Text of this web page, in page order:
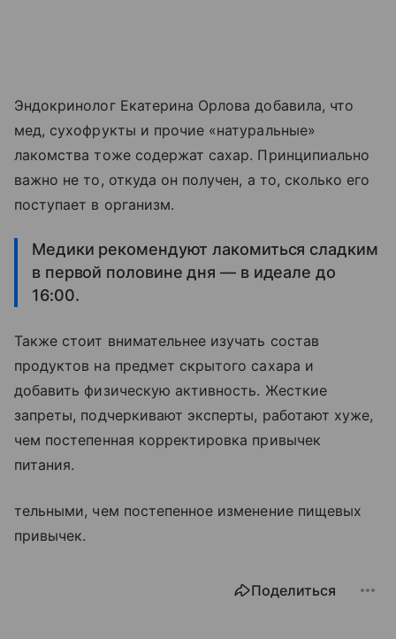
Эндокринолог Екатерина Орлова добавила, что
мед, сухофрукты и прочие «натуральные»
лакомства тоже содержат сахар. Принципиально
важно не то, откуда он получен, а то, сколько его
поступает в организм.
Медики рекомендуют лакомиться сладким
в первой половине дня — в идеале до
16:00.
Также стоит внимательнее изучать состав
продуктов на предмет скрытого сахара и
добавить физическую активность. Жесткие
запреты, подчеркивают эксперты, работают хуже,
чем постепенная корректировка привычек
питания.
тельными, чем постепенное изменение пищевых
привычек.
Поделиться